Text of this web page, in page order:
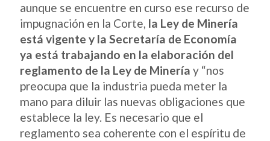
aunque se encuentre en curso ese recurso de
impugnación en la Corte, la Ley de Minería
está vigente y la Secretaría de Economía
ya está trabajando en la elaboración del
reglamento de la Ley de Minería y “nos
preocupa que la industria pueda meter la
mano para diluir las nuevas obligaciones que
establece la ley. Es necesario que el
reglamento sea coherente con el espíritu de